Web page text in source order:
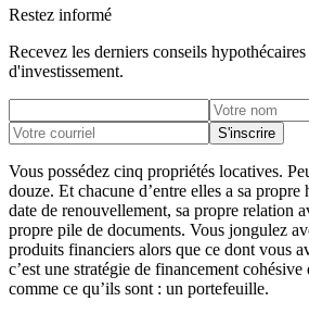
Restez informé
Recevez les derniers conseils hypothécaires
d'investissement.
S'inscrire
Vous possédez cinq propriétés locatives.
douze. Et chacune d’entre elles a sa propre
date de renouvellement, sa propre relation
propre pile de documents. Vous jongulez
produits financiers alors que ce dont vous
c’est une stratégie de financement
comme ce qu’ils sont : un portefeuille.